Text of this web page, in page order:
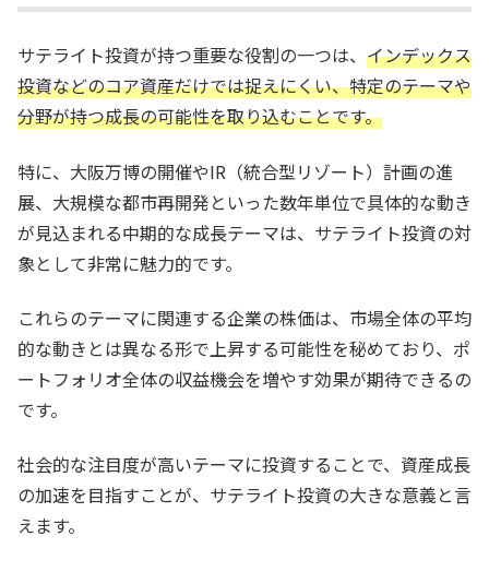
サテライト投資が持つ重要な役割の一つは、 インデックス
投資などのコア資産だけでは捉えにくい、特定のテーマや
分野が持つ成長の可能性を取り込むことです。
特に、大阪万博の開催やIR（統合型リゾート）計画の進
展、大規模な都市再開発といった数年単位で具体的な動き
が見込まれる中期的な成長テーマは、サテライト投資の対
象として非常に魅力的です。
これらのテーマに関連する企業の株価は、市場全体の平均
的な動きとは異なる形で上昇する可能性を秘めており、ポ
ートフォリオ全体の収益機会を増やす効果が期待できるの
です。
社会的な注目度が高いテーマに投資することで、資産成長
の加速を目指すことが、サテライト投資の大きな意義と言
えます。